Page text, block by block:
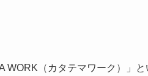
WORK（カタテマワーク）」と